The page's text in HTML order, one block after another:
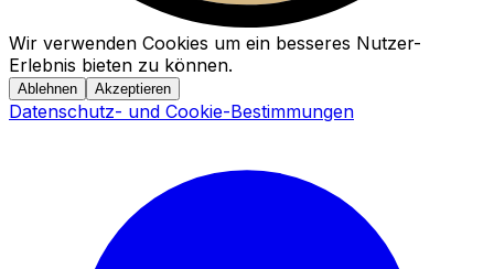
Wir verwenden Cookies um ein besseres Nutzer-
Erlebnis bieten zu können.
Ablehnen Akzeptieren
Datenschutz- und Cookie-Bestimmungen